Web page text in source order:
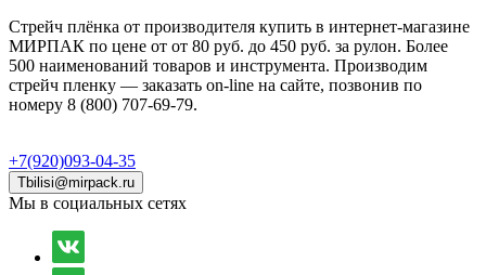
Стрейч плёнка от производителя купить в интернет-магазине
МИРПАК по цене от от 80 руб. до 450 руб. за рулон. Более
500 наименований товаров и инструмента. Производим
стрейч пленку — заказать on-line на сайте, позвонив по
номеру 8 (800) 707-69-79.
+7(920)093-04-35
Tbilisi@mirpack.ru
Мы в социальных сетях